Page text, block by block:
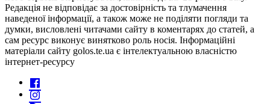
Редакція не відповідає за достовірність та тлумачення
наведеної інформації, а також може не поділяти погляди та
думки, висловлені читачами сайту в коментарях до статей, а
сам ресурс виконує винятково роль носія. Інформаційні
матеріали сайту golos.te.ua є інтелектуальною власністю
інтернет-ресурсу